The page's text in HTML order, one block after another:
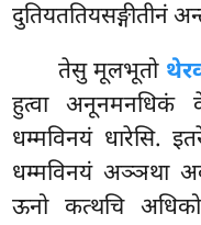
दुतियततियसङ्गीतीनं
तेसु मूलभूतो
हुत्वा अनूनमनधिकं
धम्मविनयं धारेसि.
धम्मविनयं अञ्ञथा
ऊनो कत्थचि